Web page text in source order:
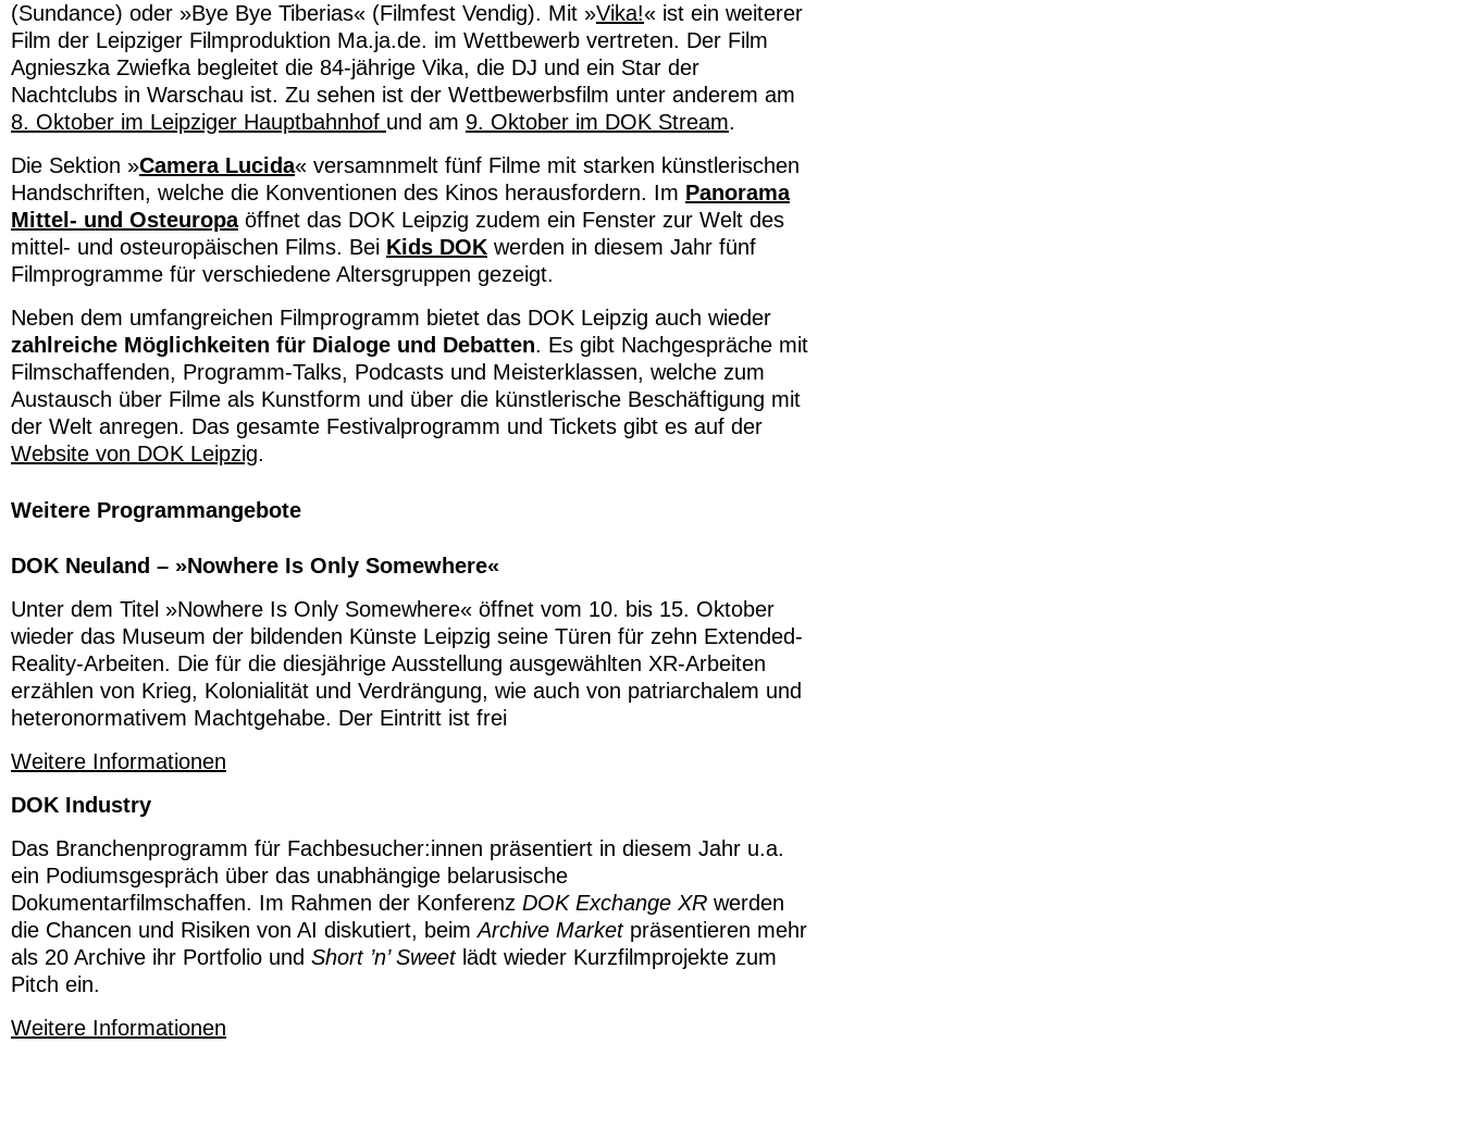
(Sundance) oder »Bye Bye Tiberias« (Filmfest Vendig). Mit »Vika!« ist ein weiterer
Film der Leipziger Filmproduktion Ma.ja.de. im Wettbewerb vertreten. Der Film
Agnieszka Zwiefka begleitet die 84-jährige Vika, die DJ und ein Star der
Nachtclubs in Warschau ist. Zu sehen ist der Wettbewerbsfilm unter anderem am
8. Oktober im Leipziger Hauptbahnhof und am 9. Oktober im DOK Stream.
Die Sektion »Camera Lucida« versamnmelt fünf Filme mit starken künstlerischen
Handschriften, welche die Konventionen des Kinos herausfordern. Im Panorama
Mittel- und Osteuropaöffnet das DOK Leipzig zudem ein Fenster zur Welt des
mittel- und osteuropäischen Films. Bei Kids DOK werden in diesem Jahr fünf
Filmprogramme für verschiedene Altersgruppen gezeigt.
Neben dem umfangreichen Filmprogramm bietet das DOK Leipzig auch wieder
zahlreiche Möglichkeiten für Dialoge und Debatten. Es gibt Nachgespräche mit
Filmschaffenden, Programm-Talks, Podcasts und Meisterklassen, welche zum
Austausch über Filme als Kunstform und über die künstlerische Beschäftigung mit
der Welt anregen. Das gesamte Festivalprogramm und Tickets gibt es auf der
Website von DOK Leipzig.
Weitere Programmangebote
DOK Neuland – »Nowhere Is Only Somewhere«
Unter dem Titel »Nowhere Is Only Somewhere« öffnet vom 10. bis 15. Oktober
wieder das Museum der bildenden Künste Leipzig seine Türen für zehn Extended-
Reality-Arbeiten. Die für die diesjährige Ausstellung ausgewählten XR-Arbeiten
erzählen von Krieg, Kolonialität und Verdrängung, wie auch von patriarchalem und
heteronormativem Machtgehabe. Der Eintritt ist frei
Weitere Informationen
DOK Industry
Das Branchenprogramm für Fachbesucher:innen präsentiert in diesem Jahr u.a.
ein Podiumsgespräch über das unabhängige belarusische
Dokumentarfilmschaffen. Im Rahmen der Konferenz DOK Exchange XR werden
die Chancen und Risiken von AI diskutiert, beimArchive Market präsentieren mehr
als 20 Archive ihr Portfolio und Short ’n’ Sweetlädt wieder Kurzfilmprojekte zum
Pitch ein.
Weitere Informationen